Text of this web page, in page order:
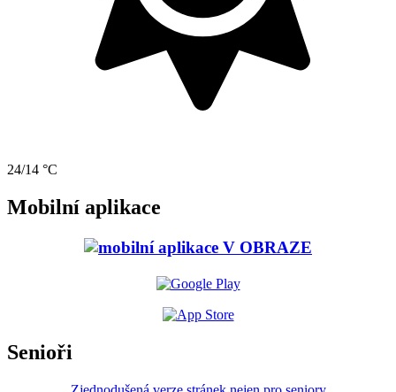
24/14 °C
Mobilní aplikace
Senioři